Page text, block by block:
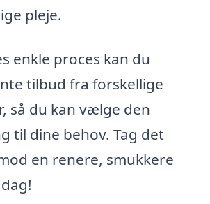
pleje.
enkle proces kan du
tilbud fra forskellige
så du kan vælge den
til dine behov. Tag det
en renere, smukkere